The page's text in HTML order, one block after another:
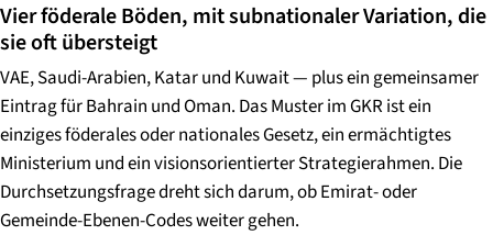
Vier föderale Böden, mit subnationaler Variation, die
sie oft übersteigt
VAE, Saudi-Arabien, Katar und Kuwait — plus ein gemeinsamer
Eintrag für Bahrain und Oman. Das Muster im GKR ist ein
einziges föderales oder nationales Gesetz, ein ermächtigtes
Ministerium und ein visionsorientierter Strategierahmen. Die
Durchsetzungsfrage dreht sich darum, ob Emirat- oder
Gemeinde-Ebenen-Codes weiter gehen.